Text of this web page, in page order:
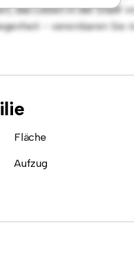
das Leben in der Stadt
- vereinbaren Sie
Fläche
Aufzug